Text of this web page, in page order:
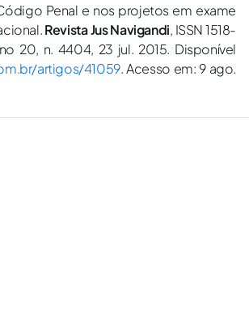
Penal e nos projetos em exame
Revista Jus Navigandi, ISSN 1518-
20, n. 4404, 23 jul. 2015. Disponível
artigos/41059. Acesso em: 9 ago.